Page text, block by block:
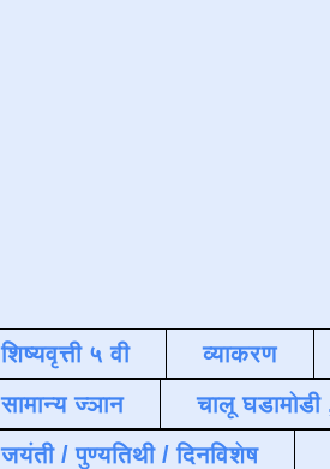
शिष्यवृत्ती ५ वी व्याकरण
सामान्य ज्ञान
चालू
जयंती / पुण्यतिथी / दिनविशेष